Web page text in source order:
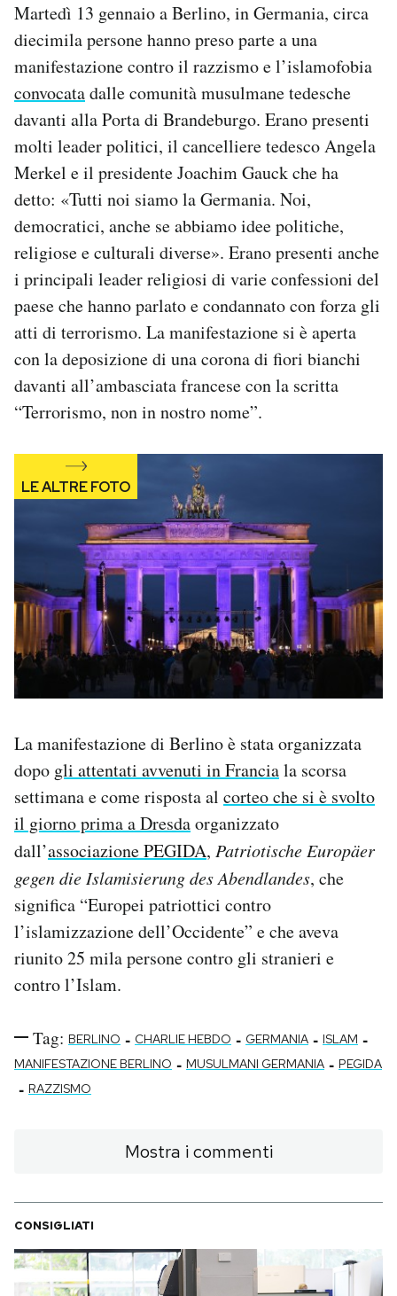
AREA PERSONALE
Area Personale
Newsletter
Notifiche mobile
Regala il Post
Hai bisogno di aiuto?
Martedì 13 gennaio a Berlino, in Germania, circa
diecimila persone hanno preso parte a una
manifestazione contro il razzismo e l’islamofobia
convocatadalle comunità musulmane tedesche
davanti alla Porta di Brandeburgo. Erano presenti
molti leader politici, il cancelliere tedesco Angela
Merkel e il presidente Joachim Gauck che ha
detto: «Tutti noi siamo la Germania. Noi,
democratici, anche se abbiamo idee politiche,
religiose e culturali diverse». Erano presenti anche
i principali leader religiosi di varie confessioni del
paese che hanno parlato e condannato con forza gli
atti di terrorismo. La manifestazione si è aperta
con la deposizione di una corona di fiori bianchi
davanti all’ambasciata francese con la scritta
“Terrorismo, non in nostro nome”.
La manifestazione di Berlino è stata organizzata
dopo gli attentati avvenuti in Franciala scorsa
settimana e come risposta al corteo che si è svolto
il giorno prima a Dresdaorganizzato
dall’associazione PEGIDA, Patriotische Europäer
gegen die Islamisierung des Abendlandes, che
significa “Europei patriottici contro
l’islamizzazione dell’Occidente” e che aveva
riunito 25 mila persone contro gli stranieri e
contro l’Islam.
Tag: BERLINO - CHARLIE HEBDO - GERMANIA - ISLAM -
MANIFESTAZIONE BERLINO - MUSULMANI GERMANIA - PEGIDA
- RAZZISMO
Mostra i commenti
CONSIGLIATI